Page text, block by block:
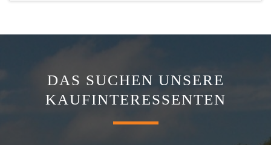
DAS SUCHEN UNSERE
KAUFINTERESSENTEN